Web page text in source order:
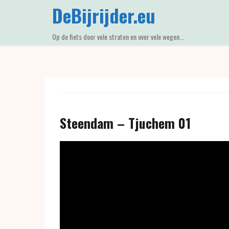
DeBijrijder.eu
Op de fiets door vele straten en over vele wegen...
Steendam – Tjuchem 01